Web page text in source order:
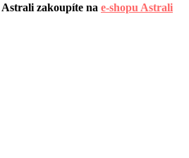
zakoupíte na e-shopu Astrali